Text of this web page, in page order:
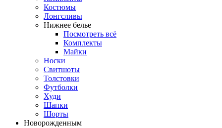
Костюмы
Лонгсливы
Нижнее белье
Посмотреть всё
Комплекты
Майки
Носки
Свитшоты
Толстовки
Футболки
Худи
Шапки
Шорты
Новорожденным